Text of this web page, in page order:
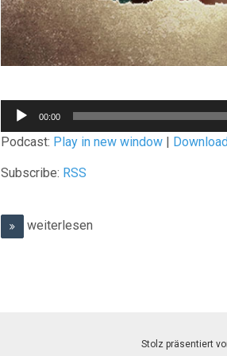
Audio-
Player
00:00
Podcast: Play in new window |
Subscribe: RSS
weiterlesen
Stolz präsentiert